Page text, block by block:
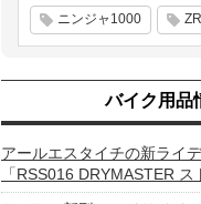
ニンジャ1000
バイク用品
アールエスタイチの新ライ
「RSS016 DRYMASTER ス